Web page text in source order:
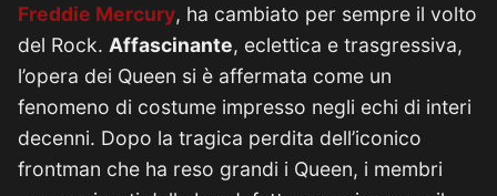
Freddie Mercury, ha cambiato per sempre il volto
del Rock. Affascinante, eclettica e trasgressiva,
l’opera dei Queen si è affermata come un
fenomeno di costume impresso negli echi di interi
decenni. Dopo la tragica perdita dell’iconico
frontman che ha reso grandi i Queen, i membri